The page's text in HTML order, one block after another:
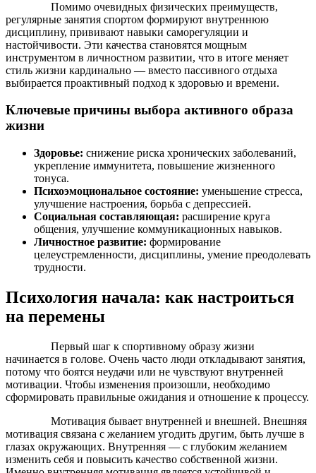
Помимо очевидных физических преимуществ,
регулярные занятия спортом формируют внутреннюю
дисциплину, прививают навыки саморегуляции и
настойчивости. Эти качества становятся мощным
инструментом в личностном развитии, что в итоге меняет
стиль жизни кардинально — вместо пассивного отдыха
выбирается проактивный подход к здоровью и времени.
Ключевые причины выбора активного образа
жизни
Здоровье: снижение риска хронических заболеваний,
укрепление иммунитета, повышение жизненного
тонуса.
Психоэмоциональное состояние: уменьшение стресса,
улучшение настроения, борьба с депрессией.
Социальная составляющая: расширение круга
общения, улучшение коммуникационных навыков.
Личностное развитие: формирование
целеустремленности, дисциплины, умение преодолевать
трудности.
Психология начала: как настроиться
на перемены
Первый шаг к спортивному образу жизни
начинается в голове. Очень часто люди откладывают занятия,
потому что боятся неудачи или не чувствуют внутренней
мотивации. Чтобы изменения произошли, необходимо
сформировать правильные ожидания и отношение к процессу.
Мотивация бывает внутренней и внешней. Внешняя
мотивация связана с желанием угодить другим, быть лучше в
глазах окружающих. Внутренняя — с глубоким желанием
изменить себя и повысить качество собственной жизни.